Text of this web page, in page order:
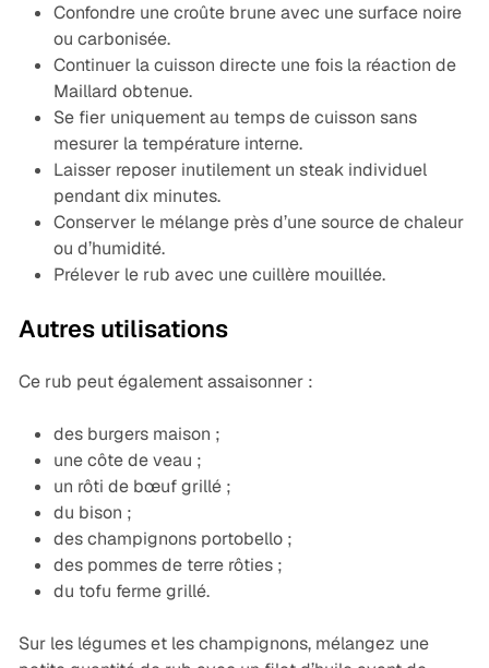
Confondre une croûte brune avec une surface noire
ou carbonisée.
Continuer la cuisson directe une fois la réaction de
Maillard obtenue.
Se fier uniquement au temps de cuisson sans
mesurer la température interne.
Laisser reposer inutilement un steak individuel
pendant dix minutes.
Conserver le mélange près d’une source de chaleur
ou d’humidité.
Prélever le rub avec une cuillère mouillée.
Autres utilisations
Ce rub peut également assaisonner :
des burgers maison ;
une côte de veau ;
un rôti de bœuf grillé ;
du bison ;
des champignons portobello ;
des pommes de terre rôties ;
du tofu ferme grillé.
Sur les légumes et les champignons, mélangez une